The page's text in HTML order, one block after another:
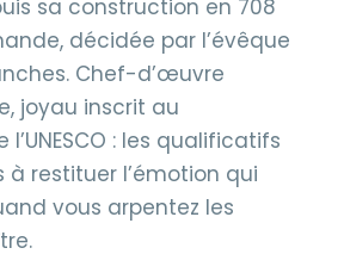
sa construction en 708
décidée par l’évêque
Chef-d’œuvre
joyau inscrit au
: les qualificatifs
à restituer l’émotion qui
vous arpentez les